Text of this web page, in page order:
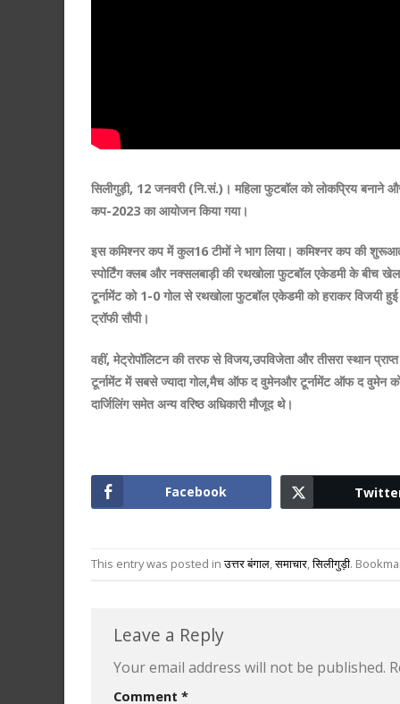
सिलीगुड़ी, 12 जनवरी (नि.सं.)। महिला फुटबॉल को लोकप्रिय बनाने
कप-2023 का आयोजन किया गया।
इस कमिश्नर कप में कुल16 टीमों ने भाग लिया। कमिश्नर कप की
स्पोर्टिंग क्लब और नक्सलबाड़ी की रथखोला फुटबॉल एकेडमी के बीच
टूर्नामेंट को 1-0 गोल से रथखोला फुटबॉल एकेडमी को हराकर विजयी
ट्रॉफी सौपी।
वहीं, मेट्रोपॉलिटन की तरफ से विजय,उपविजेता और तीसरा स्थान
टूर्नामेंट में सबसे ज्यादा गोल,मैच ऑफ द वुमेनऔर टूर्नामेंट ऑफ द वुमेन
दार्जिलिंग समेत अन्य वरिष्ठ अधिकारी मौजूद थे।
Facebook
This entry was posted inउत्तर बंगाल,समाचार,सिलीगुड़ी.
Leave a Reply
Your email address will not be published.
Comment *